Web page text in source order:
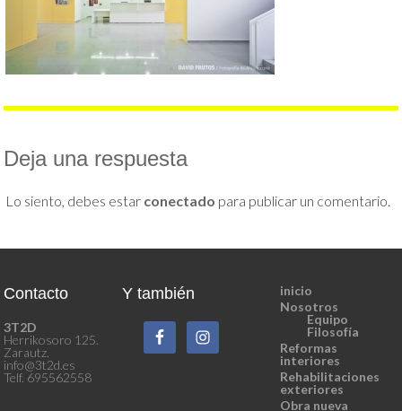
Deja una respuesta
Lo siento, debes estar conectado para publicar un comentario.
Contacto
3T2D
Herrikosoro 125.
Zarautz.
info@3t2d.es
Telf. 695562558
Y también
inicio
Nosotros
Equipo
Filosofía
Reformas
interiores
Rehabilitaciones
exteriores
Obra nueva